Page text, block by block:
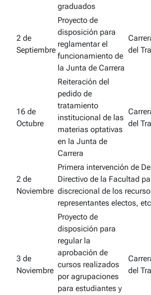
graduados
2 de
Septiembre
Proyecto de
disposición para
reglamentar el
funcionamiento de
la Junta de Carrera
del
16 de
Octubre
Reiteración del
pedido de
tratamiento
institucional de las
materias optativas
en la Junta de
Carrera
del
2 de
Noviembre
Primera intervención de
Directivo de la Facultad
discrecional de los
representantes electos,
3 de
Noviembre
Proyecto de
disposición para
regular la
aprobación de
cursos realizados
por agrupaciones
para estudiantes y
del